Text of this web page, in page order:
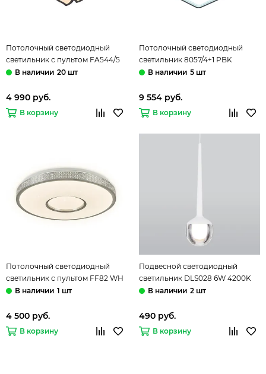
Потолочный светодиодный
светильник с пультом FA544/5
CF 104W кофейный (ПДУ РАДИО
20 шт
4 990 руб.
В корзину
Потолочный светодиодный
светильник 8057/4+1 PBK
170W+12W RGB черный Profit
5 шт
9 554 руб.
В корзину
Потолочный светодиодный
светильник с пультом FF82 WH
72W (ПДУ РАДИО 2.4) белый
1 шт
4 500 руб.
В корзину
Подвесной светодиодный
светильник DLS028 6W 4200K
белый Elektrostandard
2 шт
490 руб.
В корзину